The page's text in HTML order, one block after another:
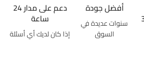
أفضل جودة
سنوات عديدة في
السوق
دعم على مدار 24
ساعة
إذا كان لديك أي أسئلة